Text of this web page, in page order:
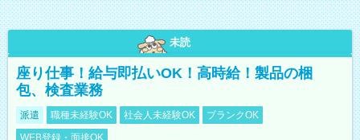
未読
座り仕事！給与即払いOK！高時給！製品の梱
包、検査業務
派遣 職種未経験OK 社会人未経験OK
ブランクOK
WEB登録・面接OK